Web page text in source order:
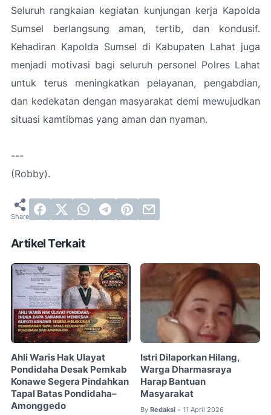
Seluruh rangkaian kegiatan kunjungan kerja Kapolda
Sumsel berlangsung aman, tertib, dan kondusif.
Kehadiran Kapolda Sumsel di Kabupaten Lahat juga
menjadi motivasi bagi seluruh personel Polres Lahat
untuk terus meningkatkan pelayanan, pengabdian,
dan kedekatan dengan masyarakat demi mewujudkan
situasi kamtibmas yang aman dan nyaman.
---
(Robby).
Artikel Terkait
Ahli Waris Hak Ulayat
Pondidaha Desak Pemkab
Konawe Segera Pindahkan
Tapal Batas Pondidaha–
Amonggedo
Istri Dilaporkan Hilang,
Warga Dharmasraya
Harap Bantuan
Masyarakat
By Redaksi • 11 April 2026